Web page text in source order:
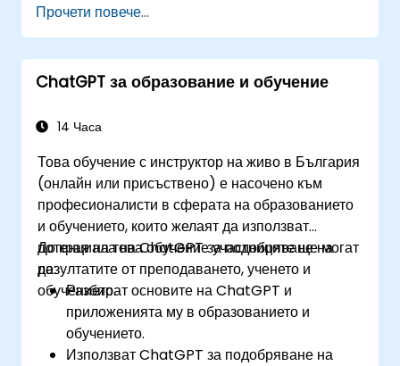
Използват ChatGPT за генериране на
прозрения и подпомагане на процесите на
вземане на решения.
Прилагат най-добри практики за
процеси в науката за данни.
Прочети повече...
ChatGPT за образование и обучение
14 Часа
Това обучение с инструктор на живо в България
(онлайн или присъствено) е насочено към
професионалисти в сферата на образованието
и обучението, които желаят да използват
потенциала на ChatGPT за подобряване на
резултатите от преподаването, ученето и
обучението.
До края на това обучение участниците ще могат
да:
Разбират основите на ChatGPT и
приложенията му в образованието и
обучението.
Използват ChatGPT за подобряване на